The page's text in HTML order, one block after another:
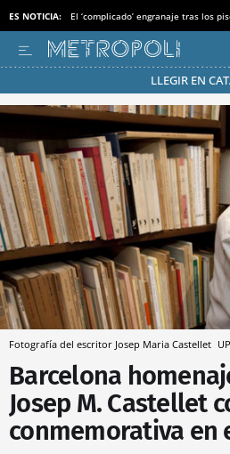
ES NOTICIA: El ‘complicado’ engranaje tras los
LLEGIR EN
Pásate al MODO
Fotografía del escritor Josep Maria Castellet
Barcelona
Josep M. Castellet
conmemorativa en